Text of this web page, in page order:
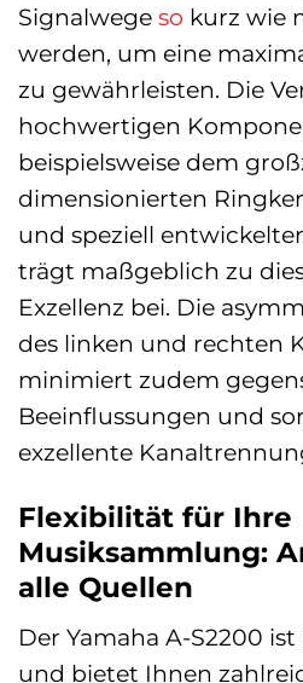
Signalwege so kurz wie
werden, um eine
zu gewährleisten. Die
hochwertigen
beispielsweise dem
dimensionierten
und speziell
trägt maßgeblich zu
Exzellenz bei. Die
des linken und rechten
minimiert zudem
Beeinflussungen und
exzellente
Flexibilität für Ihre
Musiksammlung:
alle Quellen
Der Yamaha A-S2200
und bietet Ihnen